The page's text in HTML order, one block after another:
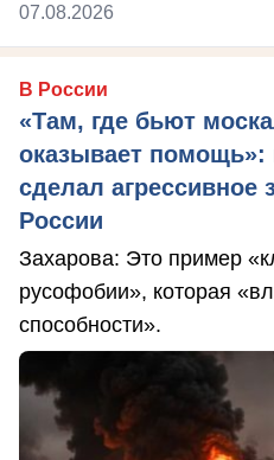
07.08.2026
В России
«Там, где бьют
оказывает помощь»:
сделал агрессивное
России
Захарова: Это пример
русофобии», которая
способности».